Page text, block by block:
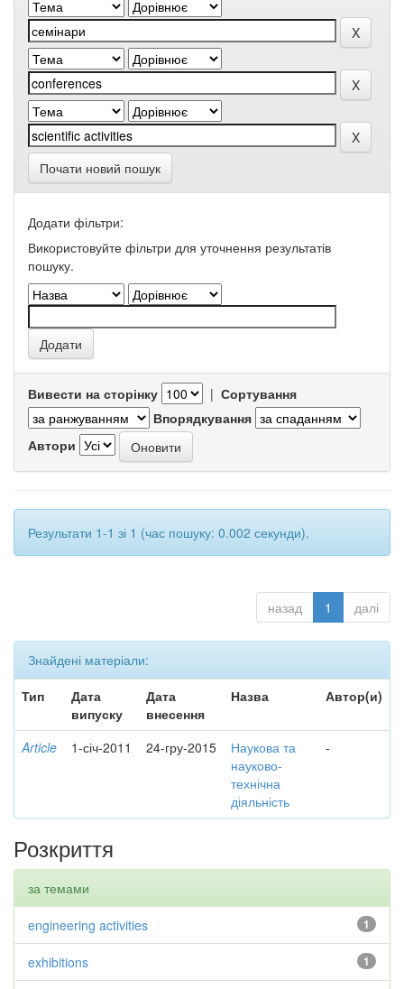
Почати новий пошук
Додати фільтри:
Використовуйте фільтри для уточнення результатів
пошуку.
Вивести на сторінку | Сортування
Впорядкування
Автори
Результати 1-1 зі 1 (час пошуку: 0.002 секунди).
назад 1 далі
Знайдені матеріали:
Тип
Дата
випуску
Дата
внесення
Назва Автор(и)
Article 1-січ-2011 24-гру-2015
Наукова та
науково-
технічна
діяльність
-
Розкриття
за темами
1
engineering activities
1
exhibitions